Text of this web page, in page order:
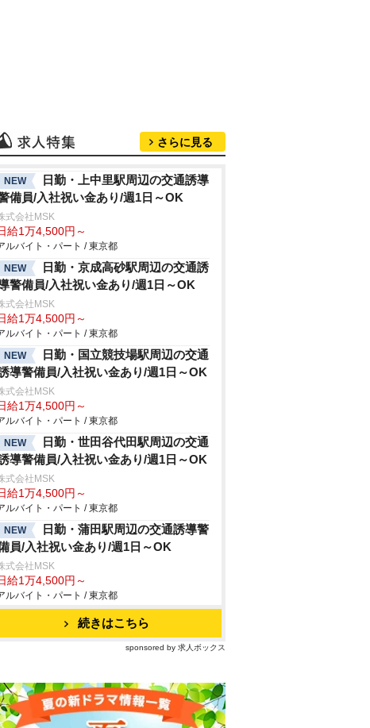
さらに見る
NEW
日勤・上中里駅周辺の交通誘導
備員/入社祝い金あり/週1日～OK
式会社MSK
給1万4,500円～
ルバイト・パート / 東京都
NEW
日勤・京成高砂駅周辺の交通誘
警備員/入社祝い金あり/週1日～OK
式会社MSK
給1万4,500円～
ルバイト・パート / 東京都
NEW
日勤・国立競技場駅周辺の交通
導警備員/入社祝い金あり/週1日～OK
式会社MSK
給1万4,500円～
ルバイト・パート / 東京都
NEW
日勤・世田谷代田駅周辺の交通
導警備員/入社祝い金あり/週1日～OK
式会社MSK
給1万4,500円～
ルバイト・パート / 東京都
NEW
日勤・蒲田駅周辺の交通誘導警
員/入社祝い金あり/週1日～OK
式会社MSK
給1万4,500円～
ルバイト・パート / 東京都
続きはこちら
sponsored by 求人ボックス